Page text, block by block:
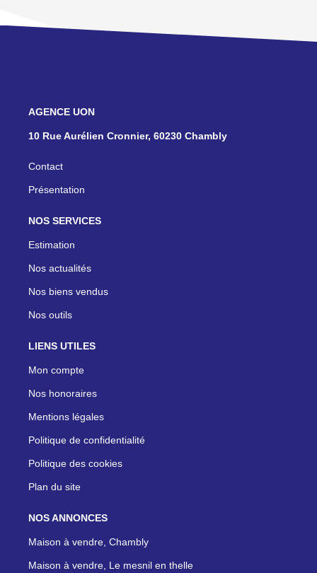
NOS AGENCES
10 Rue Aurélien Cronnier, 60230 Chambly
Contact
Présentation
NOS SERVICES
Estimation
Nos actualités
Nos biens vendus
Nos outils
LIENS UTILES
Mon compte
Nos honoraires
Mentions légales
Politique de confidentialité
Politique des cookies
Plan du site
NOS ANNONCES
Maison à vendre, Chambly
Maison à vendre, Le mesnil en thelle